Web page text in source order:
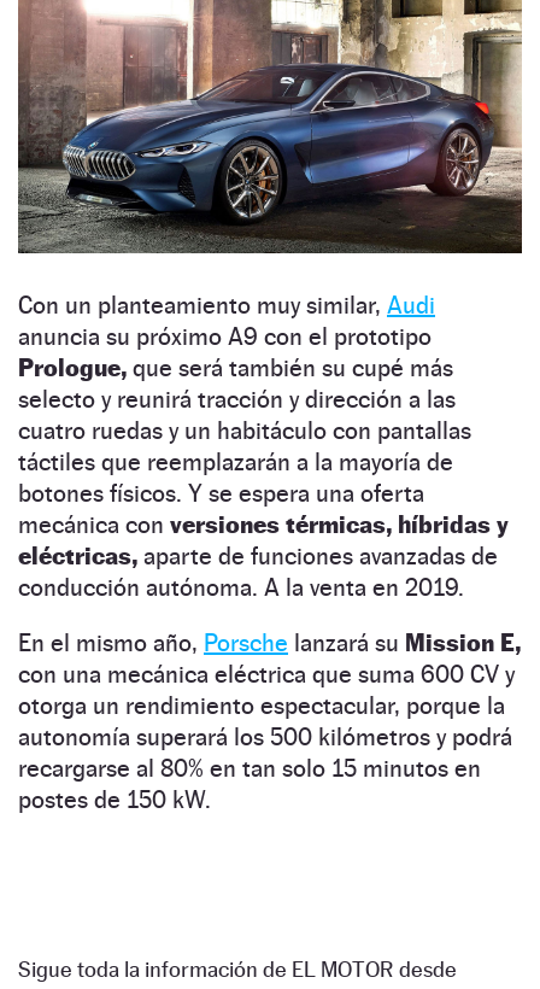
Con un planteamiento muy similar, Audi
anuncia su próximo A9 con el prototipo
Prologue, que será también su cupé más
selecto y reunirá tracción y dirección a las
cuatro ruedas y un habitáculo con pantallas
táctiles que reemplazarán a la mayoría de
botones físicos. Y se espera una oferta
mecánica con versiones térmicas, híbridas y
eléctricas, aparte de funciones avanzadas de
conducción autónoma. A la venta en 2019.
En el mismo año, Porsche lanzará su Mission E,
con una mecánica eléctrica que suma 600 CV y
otorga un rendimiento espectacular, porque la
autonomía superará los 500 kilómetros y podrá
recargarse al 80% en tan solo 15 minutos en
postes de 150 kW.
Sigue toda la información de EL MOTOR desde